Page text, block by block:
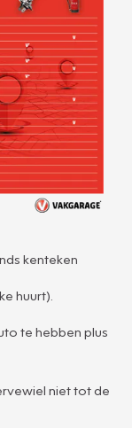
kenteken
huurt).
te hebben plus
niet tot de